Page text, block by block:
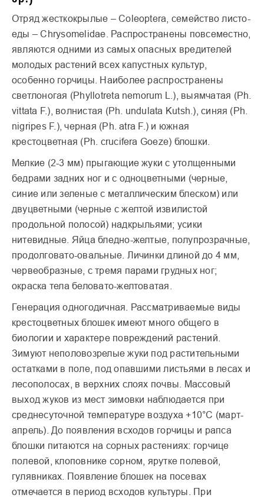
Отряд жесткокрылые – Сoleoptera, семейство листо­
еды – Chrysomelidae. Распространены повсеместно,
являются одними из самых опасных вредителей
молодых растений всех капустных культур,
особенно горчицы. Наиболее распространены
светлоногая (Phyllotreta nemorum L.), выямчатая (Ph.
vittata F.), волнистая (Ph. undulata Kutsh.), синяя (Ph.
nigripes F.), черная (Ph. atra F.) и южная
крестоцветная (Ph. crucifera Goeze) блошки.
Мелкие (2-3 мм) прыгающие жуки с утолщенными
бедрами задних ног и с одноцветными (черные,
синие или зеленые с металлическим блеском) или
двуцветными (черные с желтой извилистой
продольной полосой) надкрыльями; усики
нитевидные. Яйца бледно-желтые, полупрозрачные,
продолговато-овальные. Личинки длиной до 4 мм,
червеобразные, с тремя парами грудных ног;
окраска тела беловато-желтоватая.
Генерация одногодичная. Рассматриваемые виды
крестоцветных блошек имеют много общего в
биологии и характере повреждений растений.
Зимуют неполовозрелые жуки под растительными
остатками в поле, под опавшими листьями в лесах и
лесополосах, в верхних слоях почвы. Массовый
выход жуков из мест зимовки наблюдается при
среднесуточной температуре воздуха +10°С (март-
апрель). До появления всходов горчицы и рапса
блошки питаются на сорных растениях: горчице
полевой, клоповнике сорном, ярутке полевой,
гулявниках. Появление блошек на посевах
отмечается в период всходов культуры. При